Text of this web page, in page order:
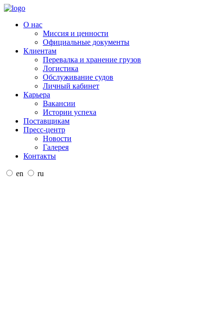
О нас
Миссия и ценности
Официальные документы
Клиентам
Перевалка и хранение грузов
Логистика
Обслуживание судов
Личный кабинет
Карьера
Вакансии
Истории успеха
Поставщикам
Пресс-центр
Новости
Галерея
Контакты
en ru